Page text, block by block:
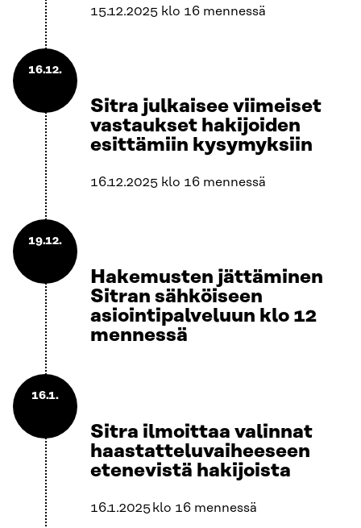
15.12.2025 klo 16 mennessä
16.12.
Sitra julkaisee viimeiset
vastaukset hakijoiden
esittämiin kysymyksiin
16.12.2025 klo 16 mennessä
19.12.
Hakemusten jättäminen
Sitran sähköiseen
asiointipalveluun klo 12
mennessä
16.1.
Sitra ilmoittaa valinnat
haastatteluvaiheeseen
etenevistä hakijoista
16.1.2025 klo 16 mennessä